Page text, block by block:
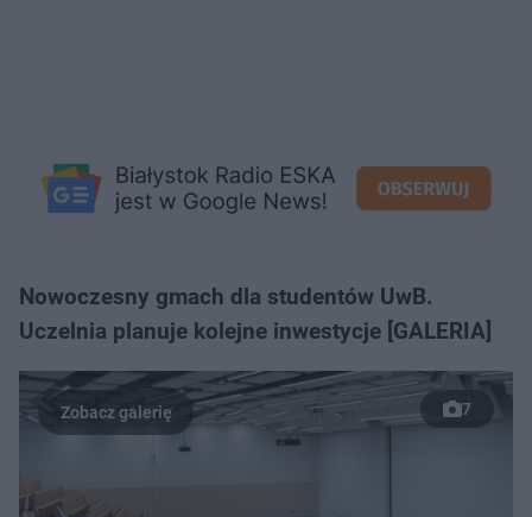
Nowoczesny gmach dla studentów UwB.
Uczelnia planuje kolejne inwestycje [GALERIA]
7